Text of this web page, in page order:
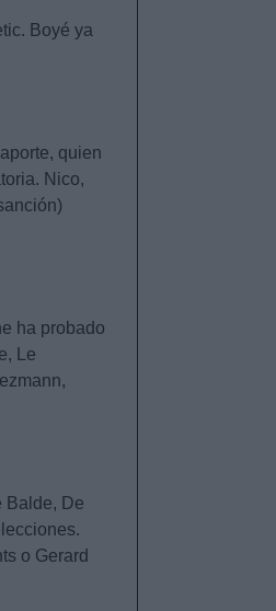
Boyé ya
quien
Nico,
ha probado
Le
Balde, De
o Gerard